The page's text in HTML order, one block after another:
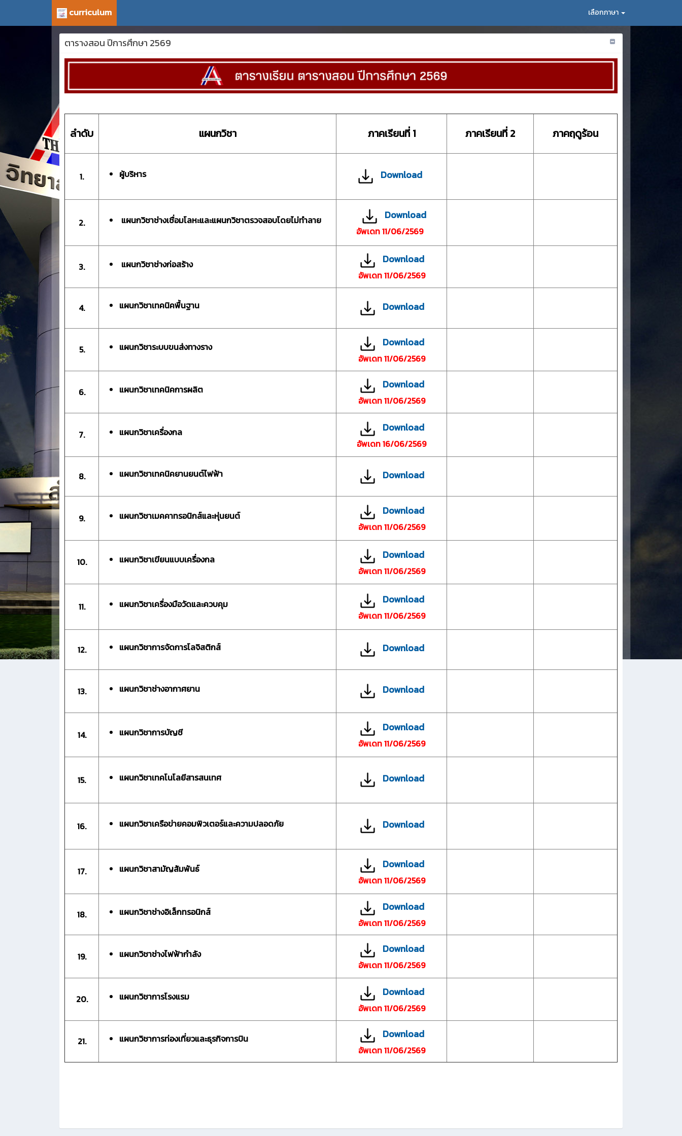
curriculum เลือกภาษา
ตารางสอน ปีการศึกษา 2569
ลำดับ แผนกวิชา ภาคเรียนที่ 1 ภาคเรียนที่ 2 ภาคฤดูร้อน
1. ผู้บริหาร Download
2. แผนกวิชาช่างเชื่อมโลหะและแผนกวิชาตรวจสอบโดยไม่ทำลาย Download
อัพเดท 11/06/2569
3. แผนกวิชาช่างก่อสร้าง Download
อัพเดท 11/06/2569
4. แผนกวิชาเทคนิคพื้นฐาน Download
5. แผนกวิชาระบบขนส่งทางราง Download
อัพเดท 11/06/2569
6. แผนกวิชาเทคนิคการผลิต Download
อัพเดท 11/06/2569
7. แผนกวิชาเครื่องกล Download
อัพเดท 16/06/2569
8. แผนกวิชาเทคนิคยานยนต์ไฟฟ้า Download
9. แผนกวิชาเมคคาทรอนิกส์และหุ่นยนต์ Download
อัพเดท 11/06/2569
10. แผนกวิชาเขียนแบบเครื่องกล Download
อัพเดท 11/06/2569
11. แผนกวิชาเครื่องมือวัดและควบคุม Download
อัพเดท 11/06/2569
12. แผนกวิชาการจัดการโลจิสติกส์ Download
13. แผนกวิชาช่างอากาศยาน Download
14. แผนกวิชาการบัญชี Download
อัพเดท 11/06/2569
15. แผนกวิชาเทคโนโลยีสารสนเทศ Download
16. แผนกวิชาเครือข่ายคอมพิวเตอร์และความปลอดภัย Download
17. แผนกวิชาสามัญสัมพันธ์ Download
อัพเดท 11/06/2569
18. แผนกวิชาช่างอิเล็กทรอนิกส์ Download
อัพเดท 11/06/2569
19. แผนกวิชาช่างไฟฟ้ากำลัง Download
อัพเดท 11/06/2569
20. แผนกวิชาการโรงแรม Download
อัพเดท 11/06/2569
21. แผนกวิชาการท่องเที่ยวและธุรกิจการบิน Download
อัพเดท 11/06/2569